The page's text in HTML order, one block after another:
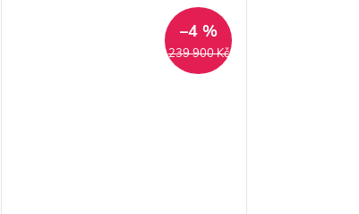
239 900 Kč
–4 %